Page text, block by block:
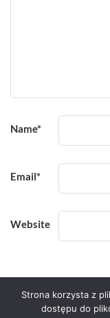
Name*
Email*
Website
Strona korzysta z
dostępu do